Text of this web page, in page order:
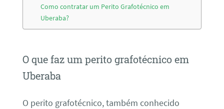
Como contratar um Perito Grafotécnico em
Uberaba?
O que faz um perito grafotécnico em
Uberaba
O perito grafotécnico, também conhecido